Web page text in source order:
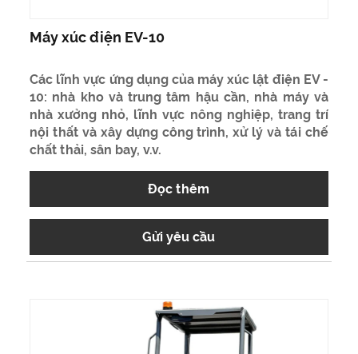
Máy xúc điện EV-10
Các lĩnh vực ứng dụng của máy xúc lật điện EV -
10: nhà kho và trung tâm hậu cần, nhà máy và
nhà xưởng nhỏ, lĩnh vực nông nghiệp, trang trí
nội thất và xây dựng công trình, xử lý và tái chế
chất thải, sân bay, v.v.
Đọc thêm
Gửi yêu cầu